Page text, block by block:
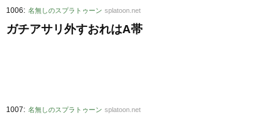
1006: 名無しのスプラトゥーン splatoon.net
ガチアサリ外すおれはA帯
1007: 名無しのスプラトゥーン splatoon.net